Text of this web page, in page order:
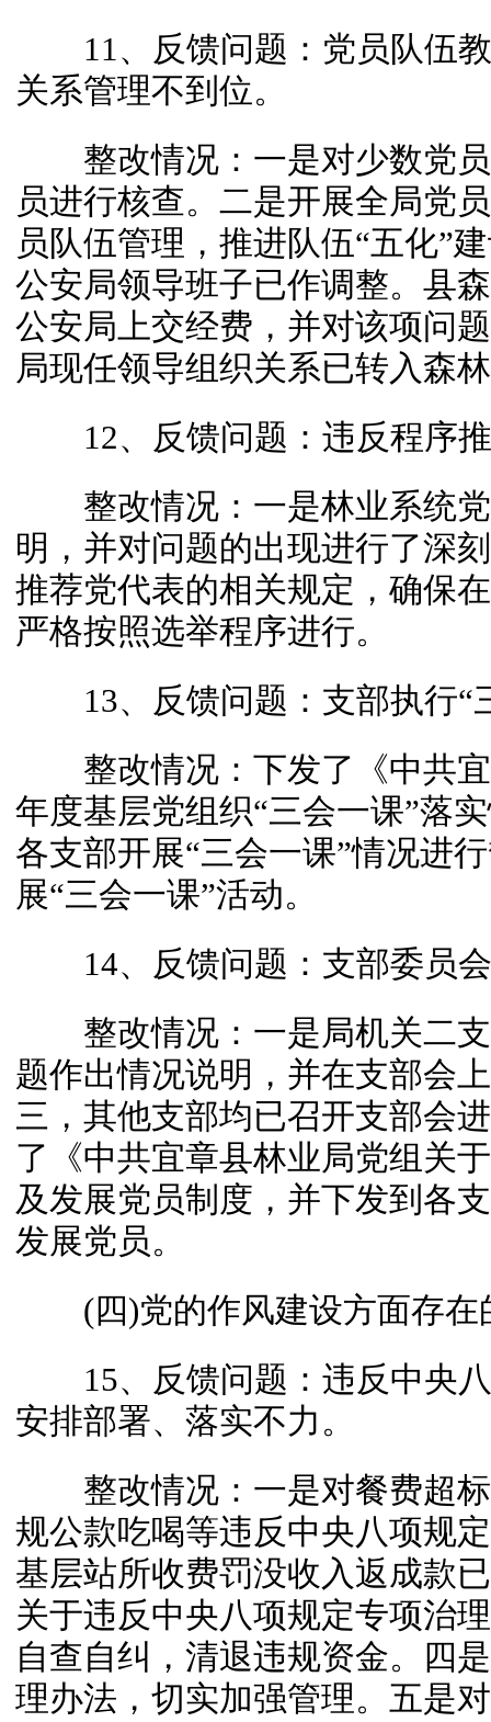
11、反馈问题：党员队伍教
关系管理不到位。
整改情况：一是对少数党员
员进行核查。二是开展全局党
员队伍管理，推进队伍“五化”
公安局领导班子已作调整。县
公安局上交经费，并对该项问
局现任领导组织关系已转入森
12、反馈问题：违反程序推
整改情况：一是林业系统党
明，并对问题的出现进行了深
推荐党代表的相关规定，确保
严格按照选举程序进行。
13、反馈问题：支部执行“
整改情况：下发了《中共宜
年度基层党组织“三会一课”落
各支部开展“三会一课”情况进
展“三会一课”活动。
14、反馈问题：支部委员会
整改情况：一是局机关二支
题作出情况说明，并在支部会
三，其他支部均已召开支部会
了《中共宜章县林业局党组关
及发展党员制度，并下发到各
发展党员。
(四)党的作风建设方面存在
15、反馈问题：违反中央八
安排部署、落实不力。
整改情况：一是对餐费超标
规公款吃喝等违反中央八项规
基层站所收费罚没收入返成款
关于违反中央八项规定专项治
自查自纠，清退违规资金。四
理办法，切实加强管理。五是